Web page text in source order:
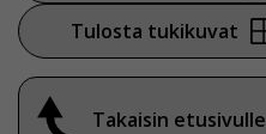
Tulosta tukikuvat
Takaisin etusivulle